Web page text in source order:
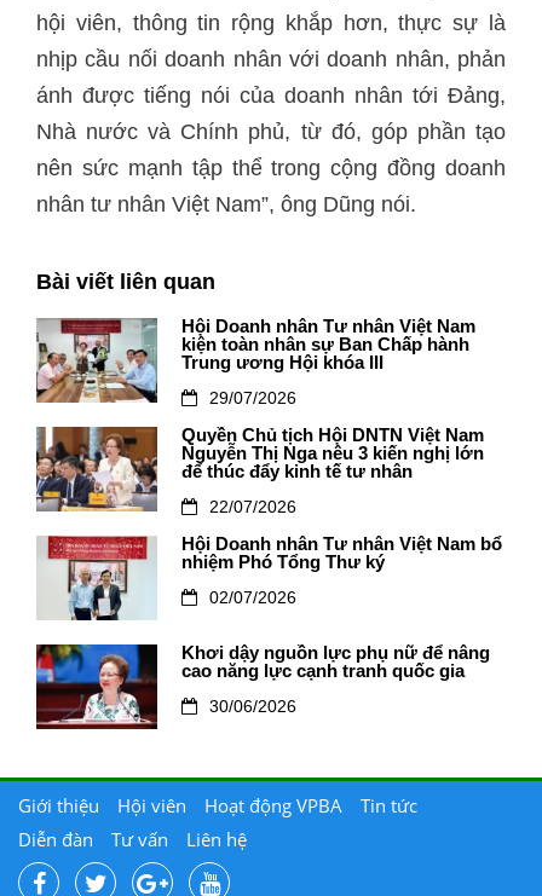
hội viên, thông tin rộng khắp hơn, thực sự là
nhịp cầu nối doanh nhân với doanh nhân, phản
ánh được tiếng nói của doanh nhân tới Đảng,
Nhà nước và Chính phủ, từ đó, góp phần tạo
nên sức mạnh tập thể trong cộng đồng doanh
nhân tư nhân Việt Nam”, ông Dũng nói.
Bài viết liên quan
Hội Doanh nhân Tư nhân Việt Nam
kiện toàn nhân sự Ban Chấp hành
Trung ương Hội khóa III
29/07/2026
Quyền Chủ tịch Hội DNTN Việt Nam
Nguyễn Thị Nga nêu 3 kiến nghị lớn
để thúc đẩy kinh tế tư nhân
22/07/2026
Hội Doanh nhân Tư nhân Việt Nam bổ
nhiệm Phó Tổng Thư ký
02/07/2026
Khơi dậy nguồn lực phụ nữ để nâng
cao năng lực cạnh tranh quốc gia
30/06/2026
Giới thiệu Hội viên Hoạt động VPBA
Tin tức
Diễn đàn
Tư vấn Liên hệ